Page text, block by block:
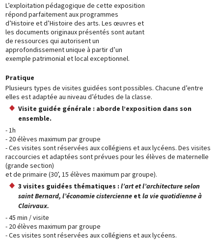
L’exploitation pédagogique de cette exposition
répond parfaitement aux programmes
d’Histoire et d’Histoire des arts. Les œuvres et
les documents originaux présentés sont autant
de ressources qui autorisent un
approfondissement unique à partir d’un
exemple patrimonial et local exceptionnel.
Pratique
Plusieurs types de visites guidées sont possibles. Chacune d’entre
elles est adaptée au niveau d’études de la classe.
Visite guidée générale : aborde l’exposition dans son
ensemble.
- 1h
- 20 élèves maximum par groupe
- Ces visites sont réservées aux collégiens et aux lycéens. Des visites
raccourcies et adaptées sont prévues pour les élèves de maternelle
(grande section)
et de primaire (30’, 15 élèves maximum par groupe).
3 visites guidées thématiques :l’art et l’architecture selon
saint Bernard, l’économie cistercienne et la vie quotidienne à
Clairvaux.
- 45 min / visite
- 20 élèves maximum par groupe
- Ces visites sont réservées aux collégiens et aux lycéens.